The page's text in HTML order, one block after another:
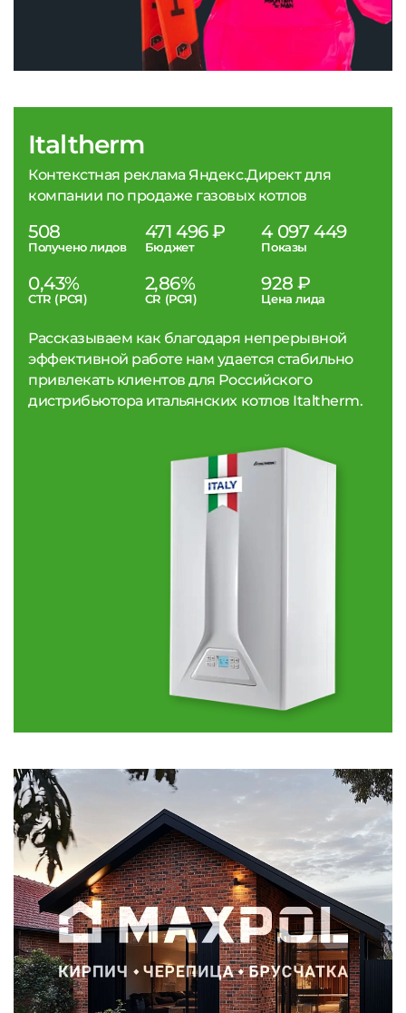
Italtherm
Контекстная реклама Яндекс.Директ для
компании по продаже газовых котлов
508
Получено лидов
471 496 ₽
Бюджет
4 097 449
Показы
0,43%
CTR (РСЯ)
2,86%
CR (РСЯ)
928 ₽
Цена лида
Рассказываем как благодаря непрерывной
эффективной работе нам удается стабильно
привлекать клиентов для Российского
дистрибьютора итальянских котлов Italtherm.